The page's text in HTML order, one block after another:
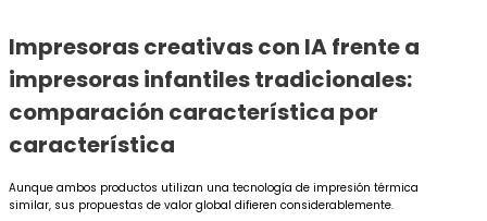
Impresoras creativas con IA frente a
impresoras infantiles tradicionales:
comparación característica por
característica
Aunque ambos productos utilizan una tecnología de impresión térmica
similar, sus propuestas de valor global difieren considerablemente.